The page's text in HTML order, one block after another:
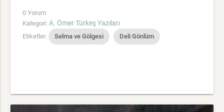
0 Yorum
Kategori: A. Ömer Türkeş Yazıları
Etiketler: Selma ve Gölgesi Deli Gönlüm